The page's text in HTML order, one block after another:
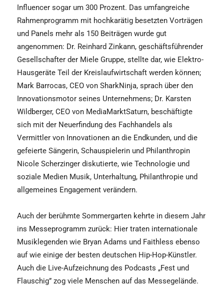
Influencer sogar um 300 Prozent. Das umfangreiche
Rahmenprogramm mit hochkarätig besetzten Vorträgen
und Panels mehr als 150 Beiträgen wurde gut
angenommen: Dr. Reinhard Zinkann, geschäftsführender
Gesellschafter der Miele Gruppe, stellte dar, wie Elektro-
Hausgeräte Teil der Kreislaufwirtschaft werden können;
Mark Barrocas, CEO von SharkNinja, sprach über den
Innovationsmotor seines Unternehmens; Dr. Karsten
Wildberger, CEO von MediaMarktSaturn, beschäftigte
sich mit der Neuerfindung des Fachhandels als
Vermittler von Innovationen an die Endkunden, und die
gefeierte Sängerin, Schauspielerin und Philanthropin
Nicole Scherzinger diskutierte, wie Technologie und
soziale Medien Musik, Unterhaltung, Philanthropie und
allgemeines Engagement verändern.
Auch der berühmte Sommergarten kehrte in diesem Jahr
ins Messeprogramm zurück: Hier traten internationale
Musiklegenden wie Bryan Adams und Faithless ebenso
auf wie einige der besten deutschen Hip-Hop-Künstler.
Auch die Live-Aufzeichnung des Podcasts „Fest und
Flauschig” zog viele Menschen auf das Messegelände.